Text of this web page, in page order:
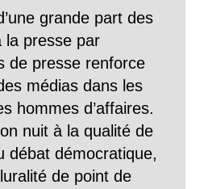
grande part des
la presse par
de presse renforce
médias dans les
hommes d’affaires.
nuit à la qualité de
débat démocratique,
de point de